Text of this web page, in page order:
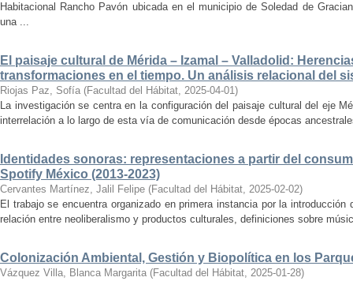
Habitacional Rancho Pavón ubicada en el municipio de Soledad de
una ...
El paisaje cultural de Mérida – Izamal – Valladolid:
transformaciones en el tiempo. Un análisis relacional del
Riojas Paz, Sofía (Facultad del Hábitat, 2025-04-01)
La investigación se centra en la configuración del paisaje cultural del eje
interrelación a lo largo de esta vía de comunicación desde épocas
Identidades sonoras: representaciones a partir del
Spotify México (2013-2023)
Cervantes Martínez, Jalil Felipe (Facultad del Hábitat, 2025-02-02)
El trabajo se encuentra organizado en primera instancia por la
relación entre neoliberalismo y productos culturales, definiciones sobre
Colonización Ambiental, Gestión y Biopolítica en los
Vázquez Villa, Blanca Margarita (Facultad del Hábitat, 2025-01-28)